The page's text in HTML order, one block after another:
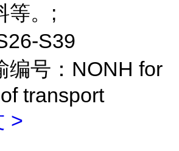
等。;
S39
编号：NONH for
transport
>